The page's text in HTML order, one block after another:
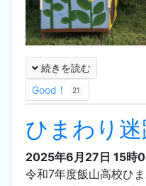
続きを読む
Good！
21
ひまわり
2025年6月27日 15時
令和7年度飯山高校ひ